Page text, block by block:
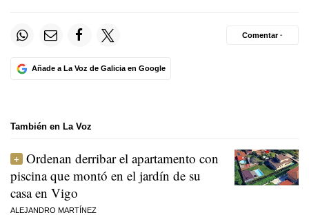
Añade a La Voz de Galicia en Google
Comentar ·
También en La Voz
Ordenan derribar el apartamento con
piscina que montó en el jardín de su
casa en Vigo
ALEJANDRO MARTÍNEZ